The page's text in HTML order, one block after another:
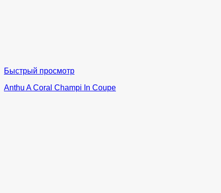
Быстрый просмотр
Anthu A Coral Champi In Coupe